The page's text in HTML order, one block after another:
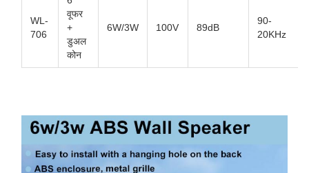
WL-
706
वूफर
+
डुअल
कोन
6W/3W 100V 89dB
90-
20KHz